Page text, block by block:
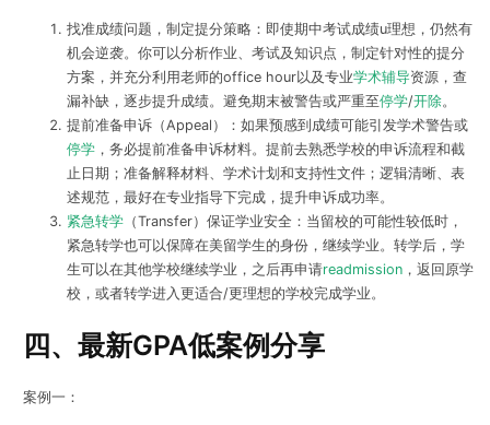
找准成绩问题，制定提分策略：即使期中考试成绩u理想，仍然有
机会逆袭。你可以分析作业、考试及知识点，制定针对性的提分
方案，并充分利用老师的office hour以及专业学术辅导资源，查
漏补缺，逐步提升成绩。避免期末被警告或严重至停学/开除。
提前准备申诉（Appeal）：如果预感到成绩可能引发学术警告或
停学，务必提前准备申诉材料。提前去熟悉学校的申诉流程和截
止日期；准备解释材料、学术计划和支持性文件；逻辑清晰、表
述规范，最好在专业指导下完成，提升申诉成功率。
紧急转学（Transfer）保证学业安全：当留校的可能性较低时，
紧急转学也可以保障在美留学生的身份，继续学业。转学后，学
生可以在其他学校继续学业，之后再申请readmission，返回原学
校，或者转学进入更适合/更理想的学校完成学业。
四、最新GPA低案例分享
案例一：